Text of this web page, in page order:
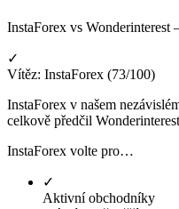
InstaForex vs
✓
Vítěz: InstaForex (73/100)
InstaForex v našem
celkově předčil
InstaForex volte pro…
✓
Aktivní obchodníky